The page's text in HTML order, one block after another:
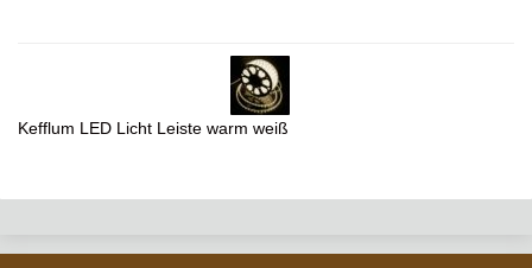
Kefflum LED Licht Leiste warm weiß